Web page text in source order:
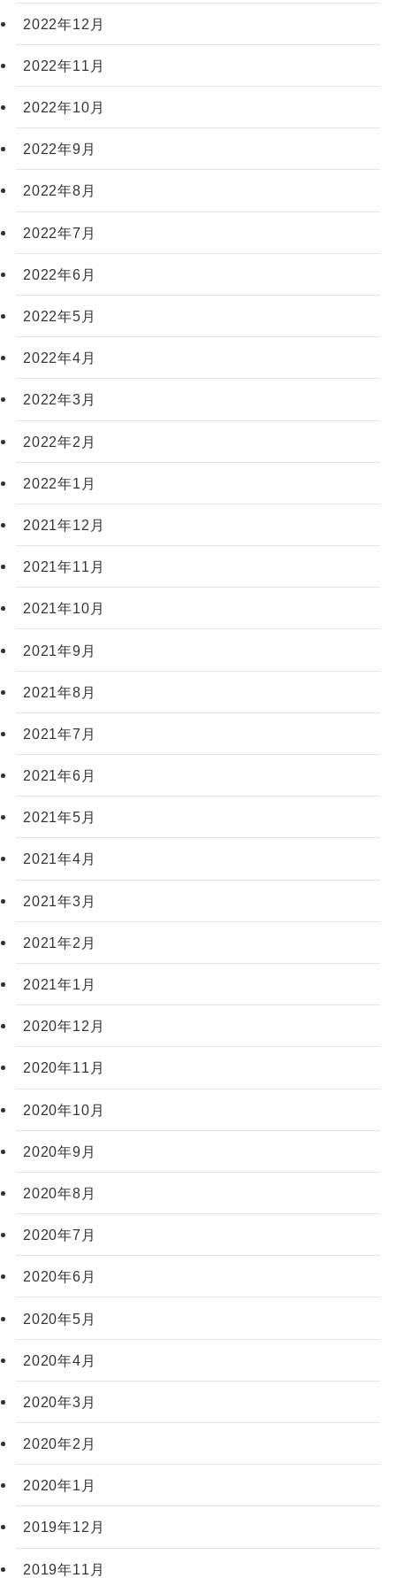
2022年12月
2022年11月
2022年10月
2022年9月
2022年8月
2022年7月
2022年6月
2022年5月
2022年4月
2022年3月
2022年2月
2022年1月
2021年12月
2021年11月
2021年10月
2021年9月
2021年8月
2021年7月
2021年6月
2021年5月
2021年4月
2021年3月
2021年2月
2021年1月
2020年12月
2020年11月
2020年10月
2020年9月
2020年8月
2020年7月
2020年6月
2020年5月
2020年4月
2020年3月
2020年2月
2020年1月
2019年12月
2019年11月